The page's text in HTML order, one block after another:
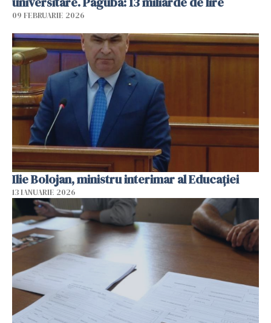
09 FEBRUARIE 2026
Ilie Bolojan, ministru interimar al Educaţiei
13 IANUARIE 2026